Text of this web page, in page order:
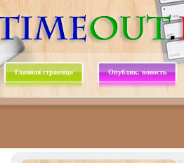
Главная страница Опублик. новость